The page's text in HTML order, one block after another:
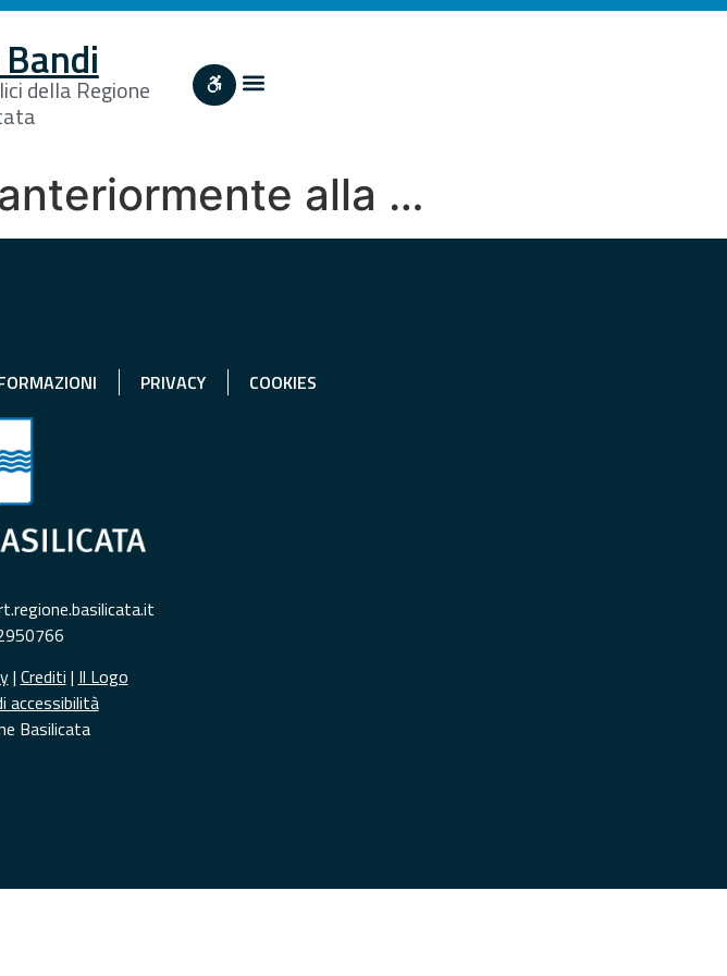
della Regione
alla …
PRIVACY COOKIES
| Crediti | Il Logo
accessibilità
Basilicata